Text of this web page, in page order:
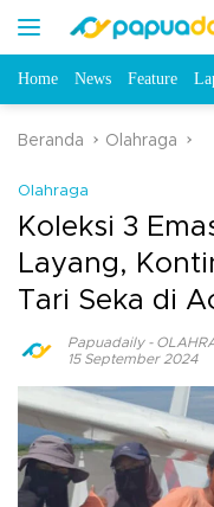
Home News Feature
Beranda Olahraga
Olahraga
Koleksi 3
Layang,
Tari Seka di
Papuadaily-
15 September 2024